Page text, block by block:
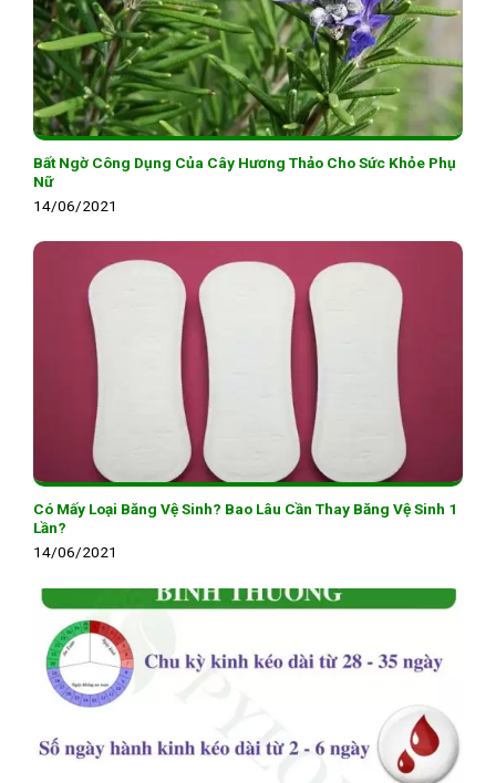
Bất Ngờ Công Dụng Của Cây Hương Thảo Cho Sức Khỏe Phụ
Nữ
14/06/2021
Có Mấy Loại Băng Vệ Sinh? Bao Lâu Cần Thay Băng Vệ Sinh 1
Lần?
14/06/2021